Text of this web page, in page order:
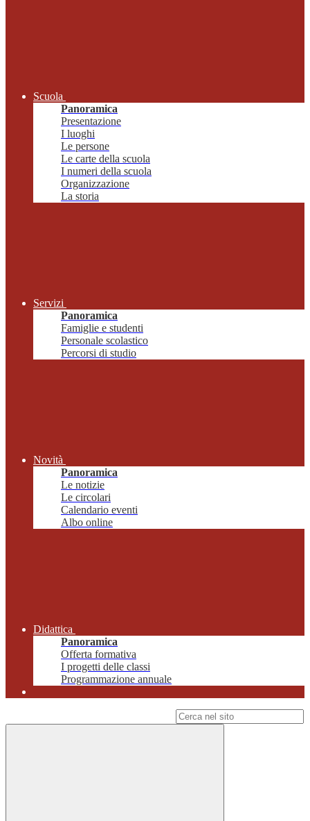
Scuola
Panoramica
Presentazione
I luoghi
Le persone
Le carte della scuola
I numeri della scuola
Organizzazione
La storia
Servizi
Panoramica
Famiglie e studenti
Personale scolastico
Percorsi di studio
Novità
Panoramica
Le notizie
Le circolari
Calendario eventi
Albo online
Didattica
Panoramica
Offerta formativa
I progetti delle classi
Programmazione annuale